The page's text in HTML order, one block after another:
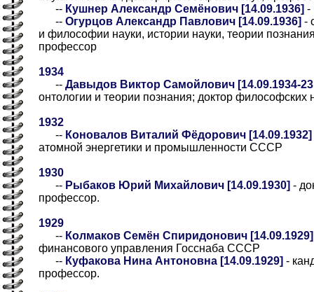
-- Кушнер Александр Семёнович [14.09.1936] -
-- Огурцов Александр Павлович [14.09.1936] -
и философии науки, истории науки, теории
профессор
1934
-- Давыдов Виктор Самойлович [14.09.1934-
онтологии и теории познания; доктор философских
1932
-- Коновалов Виталий Фёдорович [14.09.1932]
атомной энергетики и промышленности СССР
1930
-- Рыбаков Юрий Михайлович [14.09.1930] -
профессор.
1929
-- Колмаков Семён Спиридонович [14.09.1929]
финансового управления Госснаба СССР
-- Куфакова Нина Антоновна [14.09.1929] -
профессор.